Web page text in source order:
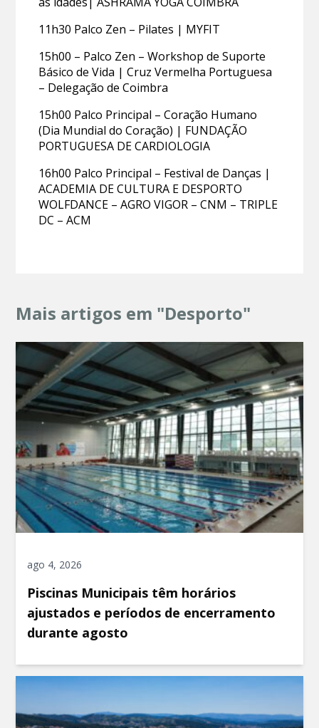
11h30 Palco Zen – Pilates | MYFIT
15h00 – Palco Zen – Workshop de Suporte
Básico de Vida | Cruz Vermelha Portuguesa
– Delegação de Coimbra
15h00 Palco Principal – Coração Humano
(Dia Mundial do Coração) | FUNDAÇÃO
PORTUGUESA DE CARDIOLOGIA
16h00 Palco Principal – Festival de Danças |
ACADEMIA DE CULTURA E DESPORTO
WOLFDANCE – AGRO VIGOR – CNM – TRIPLE
DC – ACM
Mais artigos em "Desporto"
ago 4, 2026
Piscinas Municipais têm horários
ajustados e períodos de encerramento
durante agosto